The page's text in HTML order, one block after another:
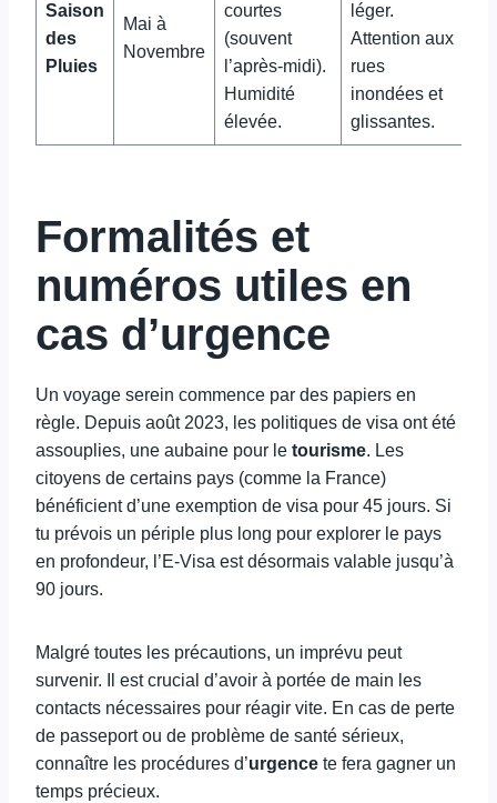
Saison
des
Pluies
Mai à
Novembre
courtes
(souvent
l’après-midi).
Humidité
élevée.
léger.
Attention aux
rues
inondées et
glissantes.
Formalités et
numéros utiles en
cas d’urgence
Un voyage serein commence par des papiers en
règle. Depuis août 2023, les politiques de visa ont été
assouplies, une aubaine pour le tourisme. Les
citoyens de certains pays (comme la France)
bénéficient d’une exemption de visa pour 45 jours. Si
tu prévois un périple plus long pour explorer le pays
en profondeur, l’E-Visa est désormais valable jusqu’à
90 jours.
Malgré toutes les précautions, un imprévu peut
survenir. Il est crucial d’avoir à portée de main les
contacts nécessaires pour réagir vite. En cas de perte
de passeport ou de problème de santé sérieux,
connaître les procédures d’urgence te fera gagner un
temps précieux.